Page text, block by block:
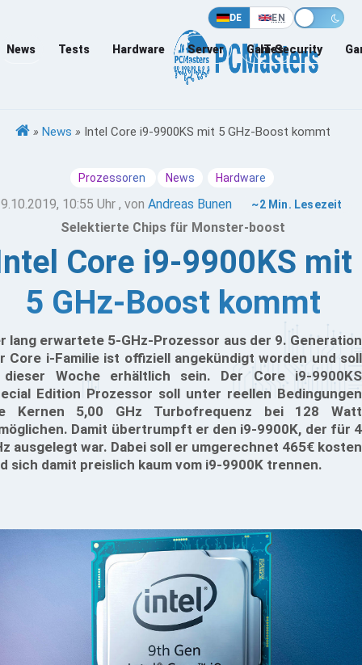
DE EN
News Tests Hardware Server Games
IT-Security
» News » Intel Core i9-9900KS mit 5 GHz-Boost kommt
Prozessoren News Hardware
10:55 Uhr , vonAndreas Bunen ~2 Min. Lesezeit
Selektierte Chips für Monster-boost
Core i9-9900KS mit
5 GHz-Boost kommt
lang erwartete 5-GHz-Prozessor aus der 9. Generation
Core i-Familie ist offiziell angekündigt worden und soll
Woche erhältlich sein. Der Core i9-9900KS
Edition Prozessor soll unter reellen Bedingungen
Kernen 5,00 GHz Turbofrequenz bei 128 Watt
Damit übertrumpft er den i9-9900K, der für 4
ausgelegt war. Dabei soll er umgerechnet 465€ kosten
sich damit preislich kaum vom i9-9900K trennen.